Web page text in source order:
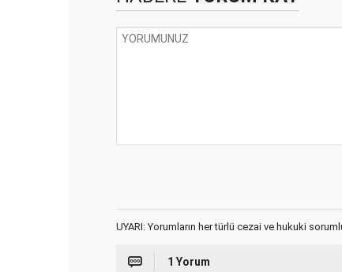
UYARI: Yorumların her türlü cezai ve hukuki
1 Yorum